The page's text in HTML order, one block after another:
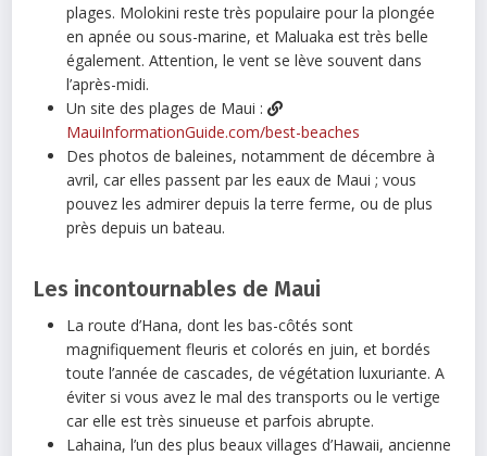
plages. Molokini reste très populaire pour la plongée
en apnée ou sous-marine, et Maluaka est très belle
également. Attention, le vent se lève souvent dans
l’après-midi.
Un site des plages de Maui :
MauiInformationGuide.com/best-beaches
Des photos de baleines, notamment de décembre à
avril, car elles passent par les eaux de Maui ; vous
pouvez les admirer depuis la terre ferme, ou de plus
près depuis un bateau.
Les incontournables de Maui
La route d’Hana, dont les bas-côtés sont
magnifiquement fleuris et colorés en juin, et bordés
toute l’année de cascades, de végétation luxuriante. A
éviter si vous avez le mal des transports ou le vertige
car elle est très sinueuse et parfois abrupte.
Lahaina, l’un des plus beaux villages d’Hawaii, ancienne